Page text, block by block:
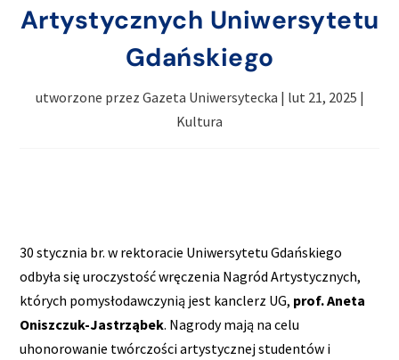
Artystycznych Uniwersytetu
Gdańskiego
utworzone przez Gazeta Uniwersytecka | lut 21, 2025 |
Kultura
30 stycznia br. w rektoracie Uniwersytetu Gdańskiego
odbyła się uroczystość wręczenia Nagród Artystycznych,
których pomysłodawczynią jest kanclerz UG, prof. Aneta
Oniszczuk-Jastrząbek. Nagrody mają na celu
uhonorowanie twórczości artystycznej studentów i